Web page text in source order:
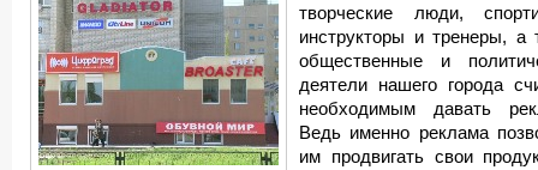
творческие люди,
инструкторы и тренеры, а
общественные и
деятели нашего города
необходимым давать
Ведь именно реклама
им продвигать свои